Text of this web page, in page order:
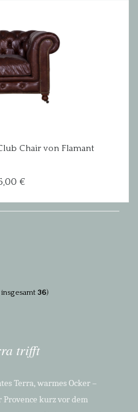
Chair von Flamant
€
36)
trifft
Terra, warmes Ocker –
Provence kurz vor dem